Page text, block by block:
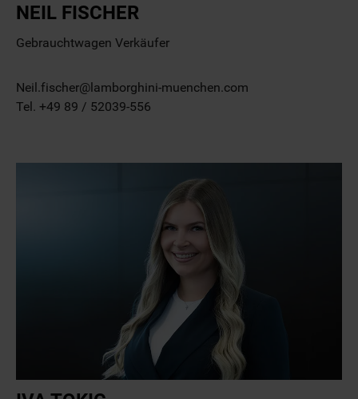
NEIL FISCHER
Gebrauchtwagen Verkäufer
Neil.fischer@lamborghini-muenchen.com
Tel. +49 89 / 52039-556